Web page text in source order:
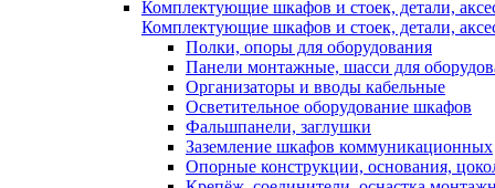
Комплектующие шкафов и стоек, детали,
Комплектующие шкафов и стоек, детали,
Полки, опоры для оборудования
Панели монтажные, шасси для
Организаторы и вводы кабельные
Осветительное оборудование шкафов
Фальшпанели, заглушки
Заземление шкафов коммуникационных
Опорные конструкции, основания,